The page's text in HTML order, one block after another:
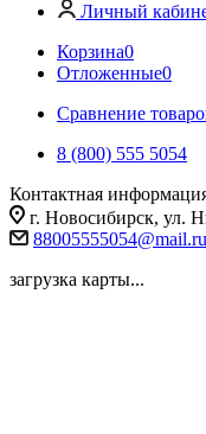
Личный
Корзина0
Отложенные0
Сравнение
8 (800) 555 5054
Контактная
г. Новосибирск, ул.
88005555054@mail.ru
загрузка карты...